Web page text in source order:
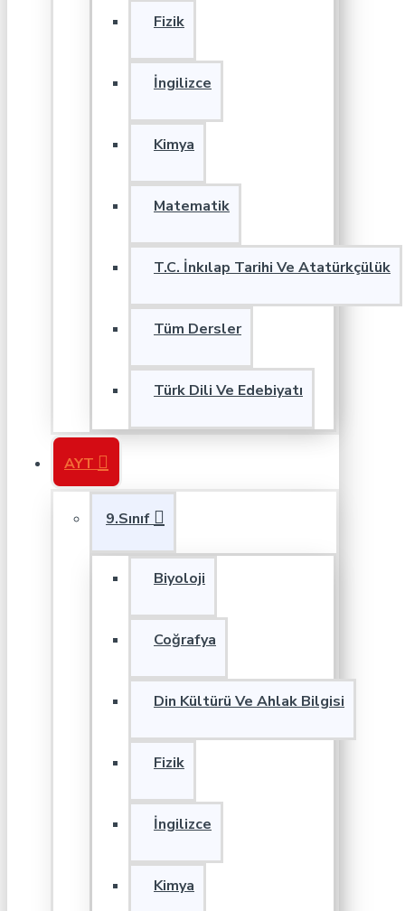
Fizik
İngilizce
Kimya
Matematik
T.C. İnkılap Tarihi Ve Atatürkçülük
Tüm Dersler
Türk Dili Ve Edebiyatı
AYT
9.Sınıf
Biyoloji
Coğrafya
Din Kültürü Ve Ahlak Bilgisi
Fizik
İngilizce
Kimya